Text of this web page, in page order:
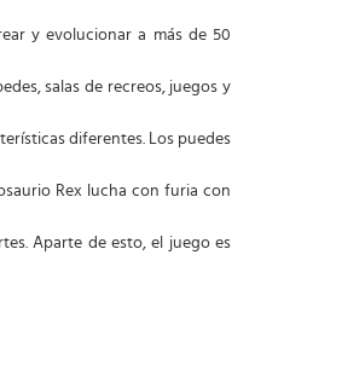
y evolucionar a más de 50
salas de recreos, juegos y
diferentes. Los puedes
Rex lucha con furia con
Aparte de esto, el juego es